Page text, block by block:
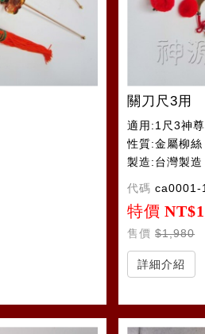
關刀尺3用
適用:1尺3神尊
性質:金屬柳絲
製造:台灣製造
代碼 ca0001-
特價
售價 $1,980
詳細介紹